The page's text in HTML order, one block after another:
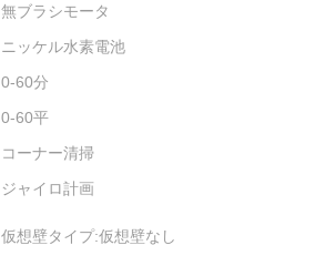
無ブラシモータ
ニッケル水素電池
0-60分
0-60平
コーナー清掃
ジャイロ計画
仮想壁タイプ:仮想壁なし